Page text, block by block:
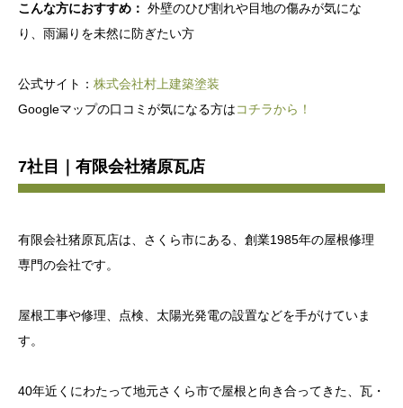
こんな方におすすめ： 外壁のひび割れや目地の傷みが気にな
り、雨漏りを未然に防ぎたい方
公式サイト： 株式会社村上建築塗装
Googleマップの口コミが気になる方はコチラから！
7社目｜有限会社猪原瓦店
有限会社猪原瓦店は、さくら市にある、創業1985年の屋根修理
専門の会社です。
屋根工事や修理、点検、太陽光発電の設置などを手がけていま
す。
40年近くにわたって地元さくら市で屋根と向き合ってきた、瓦・